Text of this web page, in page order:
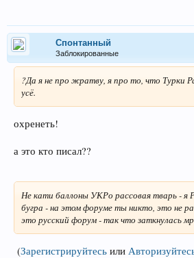
Спонтанный
Заблокированные
?Да я не про жратву, я про то, что Турки
усё.
охренеть!
а это кто писал??
Не кати баллоны УКРо рассовая тварь -
бугра - на этом форуме ты никто, это не
это русский форум - так что заткнулась
(Зарегистрируйтесь или